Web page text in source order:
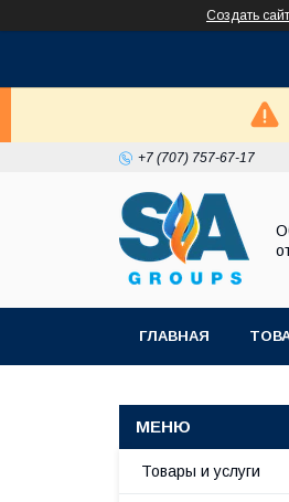
Создать сайт
+7 (707) 757-67-17
ГЛАВНАЯ
Товары и услуги